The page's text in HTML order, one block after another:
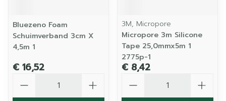
Bluezeno Foam
Schuimverband 3cm X
4,5m 1
€ 16,52
3M, Micropore
Micropore 3m Silicone
Tape 25,0mmx5m 1
2775p-1
€ 8,42